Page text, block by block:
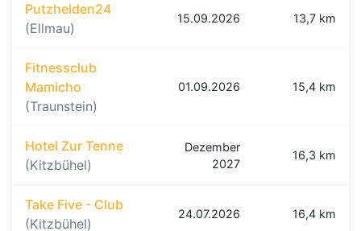
Putzhelden24
(Ellmau)
15.09.2026 13,7 km
Fitnessclub
Mamicho
(Traunstein)
01.09.2026 15,4 km
Hotel Zur Tenne
(Kitzbühel)
Dezember
2027
16,3 km
Take Five - Club
(Kitzbühel)
24.07.2026 16,4 km